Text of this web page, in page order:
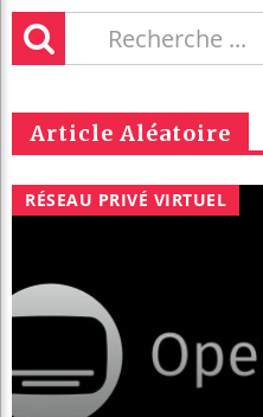
Article Aléatoire
RÉSEAU PRIVÉ VIRTUEL